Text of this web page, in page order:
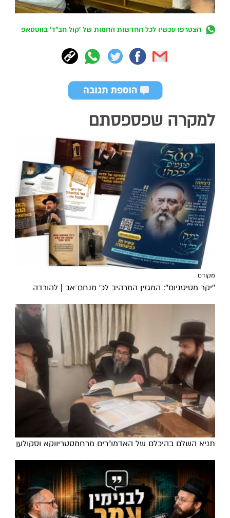
הצטרפו עכשיו לכל החדשות החמות של 'קול חב"ד' בווטסאפ
למקרה שפספסתם
מקודם
''יקר מטיטניום'': המגזין המרהיב לכ’ מנחם־אב | להורדה
תניא השלם בהיכלם של האדמו"רים מרחמסטריווקא וסקולען